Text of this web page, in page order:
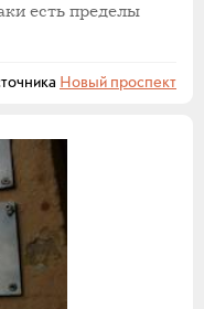
есть пределы
Новый проспект